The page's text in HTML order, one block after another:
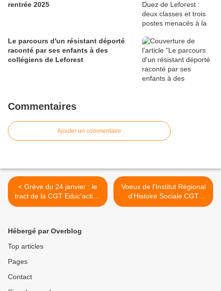
rentrée 2025
Le parcours d'un résistant déporté
raconté par ses enfants à des
collégiens de Leforest
Commentaires
Ajouter un commentaire
< Grève du 24 janvier : le
tract de la CGT Educ'action
Pas-de-Calais
Voeux de l'Institut Régional
d'Histoire Sociale CGT
Nord-Pas-de-Calais >
Hébergé par Overblog
Top articles
Pages
Contact